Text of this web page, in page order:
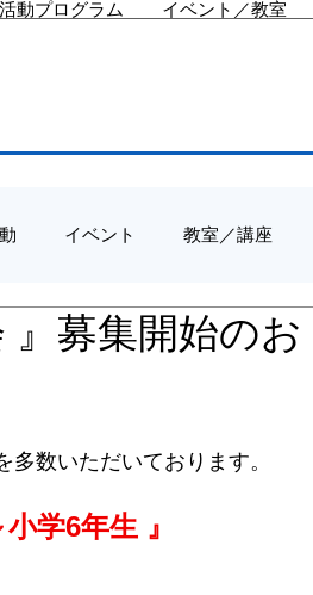
活動プログラム イベント／教室
イベント 教室／講座
募集開始のお
数いただいております。
学6年生 』